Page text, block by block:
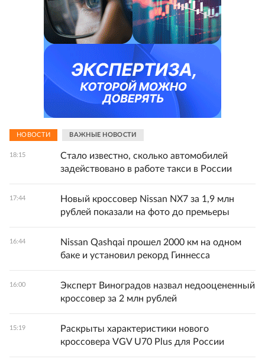
НОВОСТИ ВАЖНЫЕ НОВОСТИ
18:15
Стало известно, сколько автомобилей
задействовано в работе такси в России
17:44
Новый кроссовер Nissan NX7 за 1,9 млн
рублей показали на фото до премьеры
16:44
Nissan Qashqai прошел 2000 км на одном
баке и установил рекорд Гиннесса
16:00
Эксперт Виноградов назвал недооцененный
кроссовер за 2 млн рублей
15:19
Раскрыты характеристики нового
кроссовера VGV U70 Plus для России